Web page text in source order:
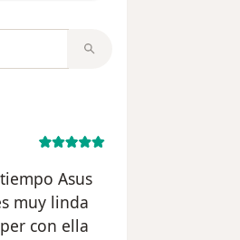
Asus
muy linda
con ella